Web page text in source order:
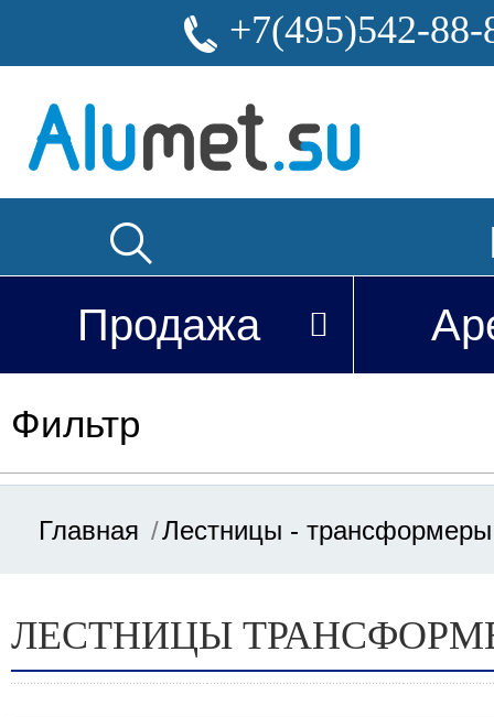
+7(495)542-88-
Продажа
Фильтр
Цена
от
Главная Лестницы - трансформеры
ЛЕСТНИЦЫ